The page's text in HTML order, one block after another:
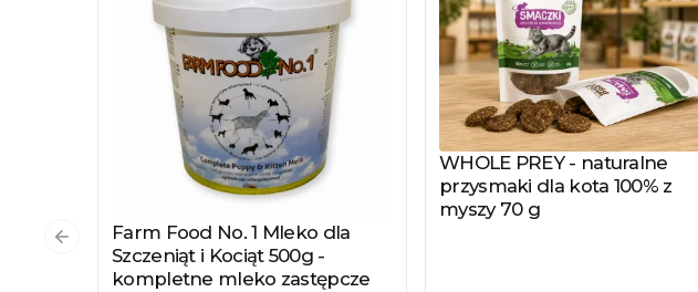
Zobacz produkt
Farm Food No. 1 Mleko dla
Szczeniąt i Kociąt 500g -
kompletne mleko zastępcze
Zobacz produkt
WHOLE PREY - naturalne
przysmaki dla kota 100% z
myszy 70 g
Poprzedni slajd